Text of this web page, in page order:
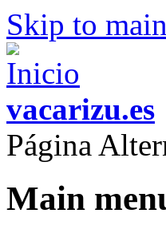
Skip to
vacarizu.es
Página
Main